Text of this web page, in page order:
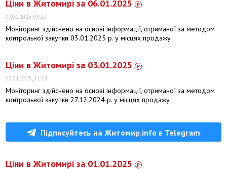
Ціни в Житомирі за 06.01.2025
07.01.2025, 09:27
Моніторинг здійснено на основі інформації, отриманої за методом
контрольної закупки 03.01.2025 р. у місцях продажу
Ціни в Житомирі за 03.01.2025
03.01.2025, 11:19
Моніторинг здійснено на основі інформації, отриманої за методом
контрольної закупки 27.12.2024 р. у місцях продажу
Підписуйтесь на Житомир.info в Telegram
Ціни в Житомирі за 01.01.2025